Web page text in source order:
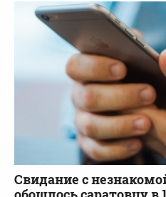
Свидание с